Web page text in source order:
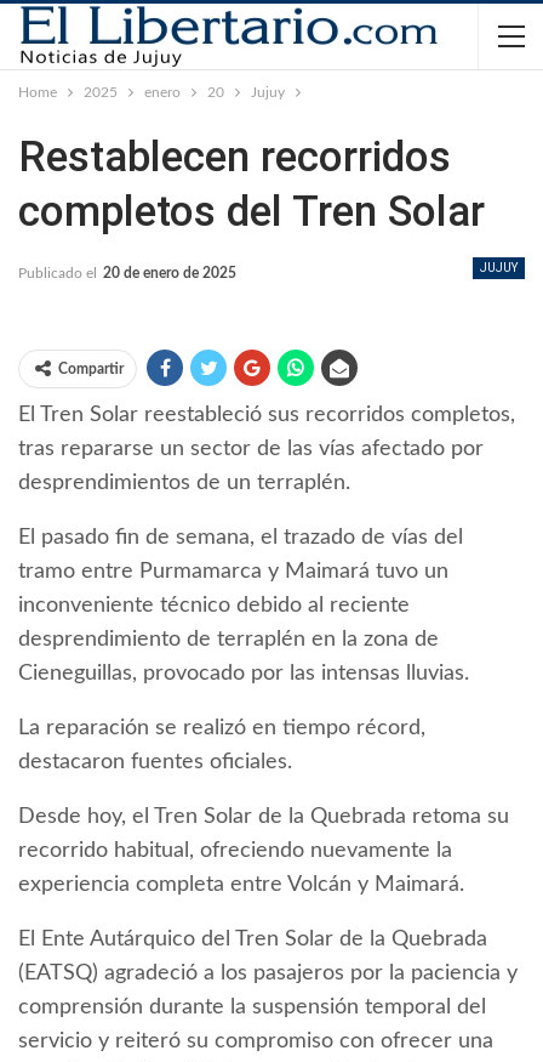
Home 2025 enero 20 Jujuy
Restablecen recorridos
completos del Tren Solar
JUJUY
Publicado el 20 de enero de 2025
Compartir
El Tren Solar reestableció sus recorridos completos,
tras repararse un sector de las vías afectado por
desprendimientos de un terraplén.
El pasado fin de semana, el trazado de vías del
tramo entre Purmamarca y Maimará tuvo un
inconveniente técnico debido al reciente
desprendimiento de terraplén en la zona de
Cieneguillas, provocado por las intensas lluvias.
La reparación se realizó en tiempo récord,
destacaron fuentes oficiales.
Desde hoy, el Tren Solar de la Quebrada retoma su
recorrido habitual, ofreciendo nuevamente la
experiencia completa entre Volcán y Maimará.
El Ente Autárquico del Tren Solar de la Quebrada
(EATSQ) agradeció a los pasajeros por la paciencia y
comprensión durante la suspensión temporal del
servicio y reiteró su compromiso con ofrecer una